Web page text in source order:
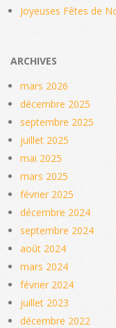
Joyeuses Fêtes de
ARCHIVES
mars 2026
décembre 2025
septembre 2025
juillet 2025
mai 2025
mars 2025
février 2025
décembre 2024
septembre 2024
août 2024
mars 2024
février 2024
juillet 2023
décembre 2022